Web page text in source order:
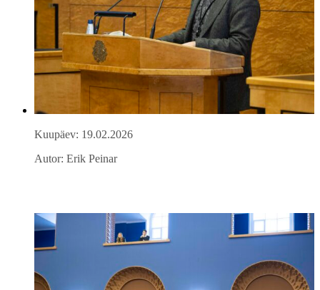
Kuupäev: 19.02.2026
Autor: Erik Peinar